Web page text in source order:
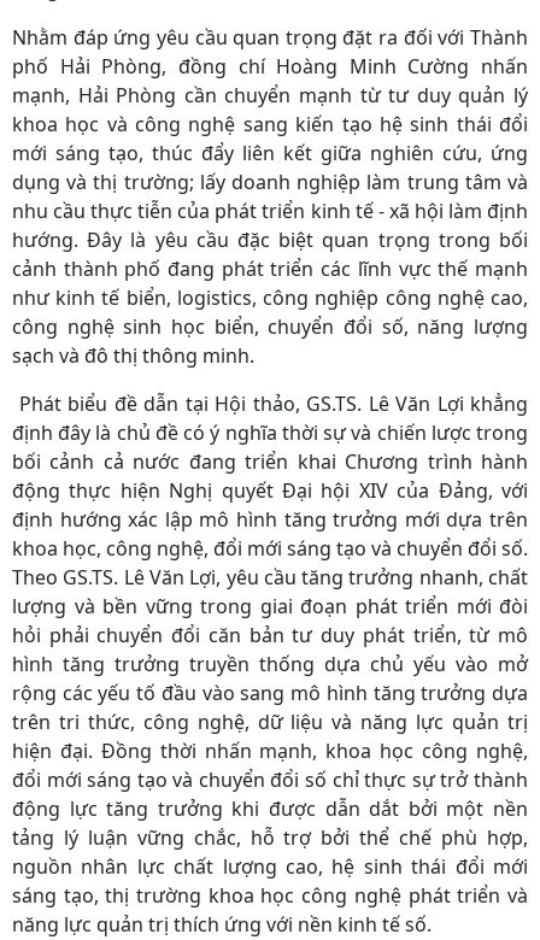
Nhằm đáp ứng yêu cầu quan trọng đặt ra đối với Thành
phố Hải Phòng, đồng chí Hoàng Minh Cường nhấn
mạnh, Hải Phòng cần chuyển mạnh từ tư duy quản lý
khoa học và công nghệ sang kiến tạo hệ sinh thái đổi
mới sáng tạo, thúc đẩy liên kết giữa nghiên cứu, ứng
dụng và thị trường; lấy doanh nghiệp làm trung tâm và
nhu cầu thực tiễn của phát triển kinh tế - xã hội làm định
hướng. Đây là yêu cầu đặc biệt quan trọng trong bối
cảnh thành phố đang phát triển các lĩnh vực thế mạnh
như kinh tế biển, logistics, công nghiệp công nghệ cao,
công nghệ sinh học biển, chuyển đổi số, năng lượng
sạch và đô thị thông minh.
Phát biểu đề dẫn tại Hội thảo, GS.TS. Lê Văn Lợi khẳng
định đây là chủ đề có ý nghĩa thời sự và chiến lược trong
bối cảnh cả nước đang triển khai Chương trình hành
động thực hiện Nghị quyết Đại hội XIV của Đảng, với
định hướng xác lập mô hình tăng trưởng mới dựa trên
khoa học, công nghệ, đổi mới sáng tạo và chuyển đổi số.
Theo GS.TS. Lê Văn Lợi, yêu cầu tăng trưởng nhanh, chất
lượng và bền vững trong giai đoạn phát triển mới đòi
hỏi phải chuyển đổi căn bản tư duy phát triển, từ mô
hình tăng trưởng truyền thống dựa chủ yếu vào mở
rộng các yếu tố đầu vào sang mô hình tăng trưởng dựa
trên tri thức, công nghệ, dữ liệu và năng lực quản trị
hiện đại. Đồng thời nhấn mạnh, khoa học công nghệ,
đổi mới sáng tạo và chuyển đổi số chỉ thực sự trở thành
động lực tăng trưởng khi được dẫn dắt bởi một nền
tảng lý luận vững chắc, hỗ trợ bởi thể chế phù hợp,
nguồn nhân lực chất lượng cao, hệ sinh thái đổi mới
sáng tạo, thị trường khoa học công nghệ phát triển và
năng lực quản trị thích ứng với nền kinh tế số.